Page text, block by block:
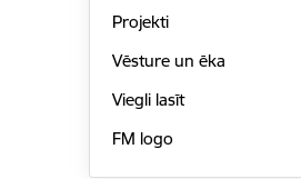
Projekti
Vēsture un ēka
Viegli lasīt
FM logo